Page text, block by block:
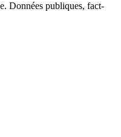
Données publiques, fact-